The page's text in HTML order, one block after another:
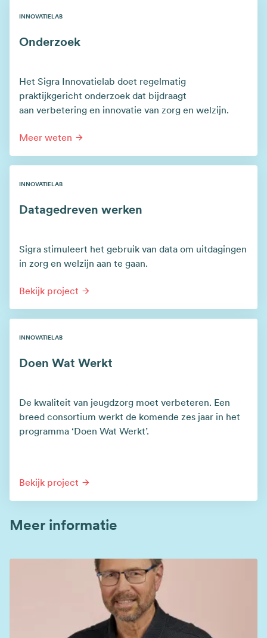
Onderzoek
INNOVATIELAB
Het Sigra Innovatielab doet regelmatig
praktijkgericht onderzoek dat bijdraagt
aan verbetering en innovatie van zorg en welzijn.
Meer weten
Datagedreven werken
INNOVATIELAB
Sigra stimuleert het gebruik van data om uitdagingen
in zorg en welzijn aan te gaan.
Bekijk project
Doen Wat Werkt
INNOVATIELAB
De kwaliteit van jeugdzorg moet verbeteren. Een
breed consortium werkt de komende zes jaar in het
programma ‘Doen Wat Werkt’.
Bekijk project
Meer informatie